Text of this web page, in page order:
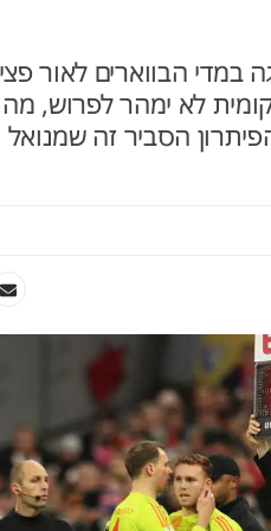
במדי הבווארים לאור
לא ימהר לפרוש, מה
הסביר זה שמנואל
מאחורי
הישראלי